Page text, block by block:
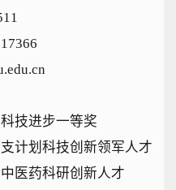
技进步一等奖
计划科技创新领军人才
医药科研创新人才